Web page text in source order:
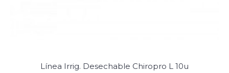
Línea Irrig. Desechable Chiropro L 10u